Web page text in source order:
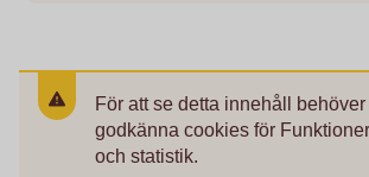
För att se detta innehåll
godkänna cookies för
och statistik.